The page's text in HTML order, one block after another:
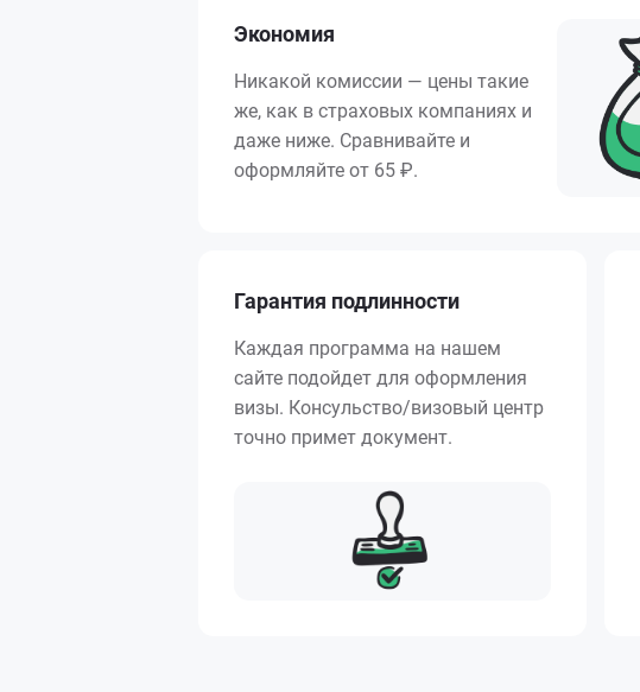
Экономия
Никакой комиссии — цены такие
же, как в страховых компаниях и
даже ниже. Сравнивайте и
оформляйте от 65 ₽.
Гарантия подлинности
Каждая программа на нашем
сайте подойдет для оформления
визы. Консульство/визовый центр
точно примет документ.